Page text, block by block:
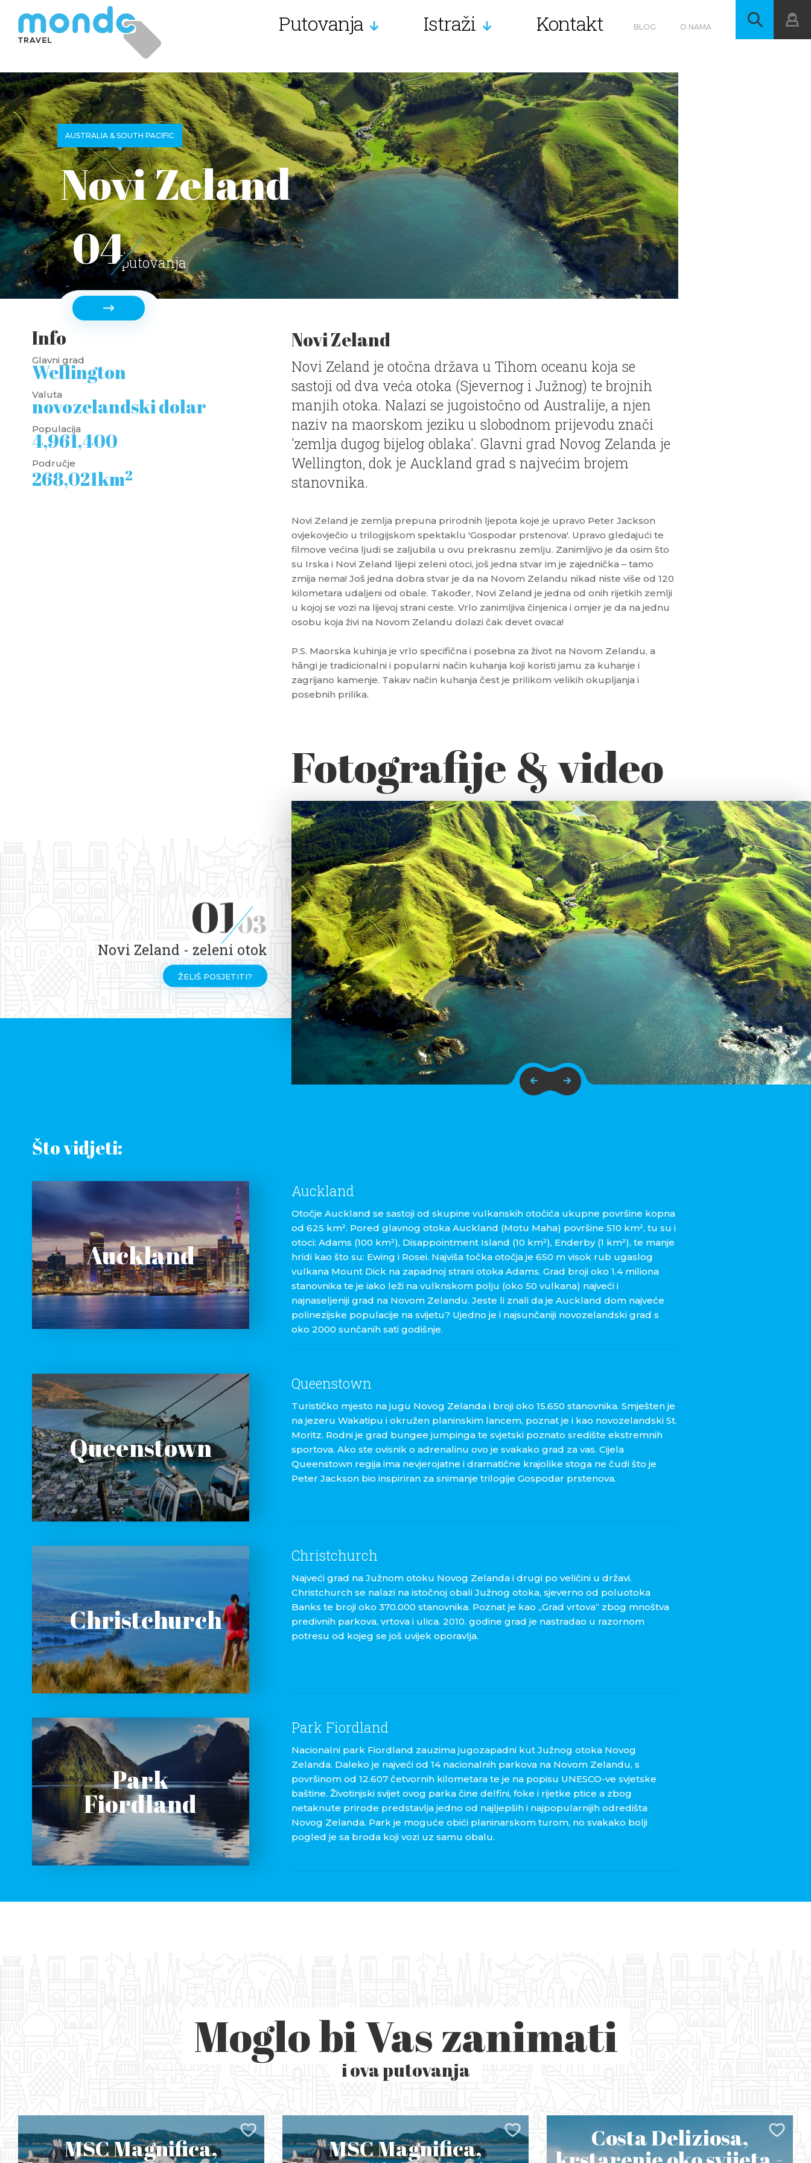
Putovanja Istraži Kontakt BLOG O NAMA
AUSTRALIA & SOUTH PACIFIC
Novi Zeland
04putovanja
Info
Glavni grad
Wellington
Valuta
novozelandski dolar
Populacija
4,961,400
Područje
268,021km2
Novi Zeland
Novi Zeland je otočna država u Tihom oceanu koja se
sastoji od dva veća otoka (Sjevernog i Južnog) te brojnih
manjih otoka. Nalazi se jugoistočno od Australije, a njen
naziv na maorskom jeziku u slobodnom prijevodu znači
'zemlja dugog bijelog oblaka'. Glavni grad Novog Zelanda je
Wellington, dok je Auckland grad s najvećim brojem
stanovnika.
Novi Zeland je zemlja prepuna prirodnih ljepota koje je upravo Peter Jackson
ovjekovječio u trilogijskom spektaklu 'Gospodar prstenova'. Upravo gledajući te
filmove većina ljudi se zaljubila u ovu prekrasnu zemlju. Zanimljivo je da osim što
su Irska i Novi Zeland lijepi zeleni otoci, još jedna stvar im je zajednička – tamo
zmija nema! Još jedna dobra stvar je da na Novom Zelandu nikad niste više od 120
kilometara udaljeni od obale. Također, Novi Zeland je jedna od onih rijetkih zemlji
u kojoj se vozi na lijevoj strani ceste. Vrlo zanimljiva činjenica i omjer je da na jednu
osobu koja živi na Novom Zelandu dolazi čak devet ovaca!
P.S. Maorska kuhinja je vrlo specifična i posebna za život na Novom Zelandu, a
hāngi je tradicionalni i popularni način kuhanja koji koristi jamu za kuhanje i
zagrijano kamenje. Takav način kuhanja čest je prilikom velikih okupljanja i
posebnih prilika.
Fotografije & video
0103
Novi Zeland - zeleni otok
ŽELIŠ POSJETITI?
Što vidjeti:
Auckland
Auckland
Otočje Auckland se sastoji od skupine vulkanskih otočića ukupne površine kopna
od 625 km². Pored glavnog otoka Auckland (Motu Maha) površine 510 km², tu su i
otoci: Adams (100 km²), Disappointment Island (10 km²), Enderby (1 km²), te manje
hridi kao što su: Ewing i Rosei. Najviša točka otočja je 650 m visok rub ugaslog
vulkana Mount Dick na zapadnoj strani otoka Adams. Grad broji oko 1.4 miliona
stanovnika te je iako leži na vulknskom polju (oko 50 vulkana) najveći i
najnaseljeniji grad na Novom Zelandu. Jeste li znali da je Auckland dom najveće
polinezijske populacije na svijetu? Ujedno je i najsunčaniji novozelandski grad s
oko 2000 sunčanih sati godišnje.
Queenstown
Queenstown
Turističko mjesto na jugu Novog Zelanda i broji oko 15.650 stanovnika. Smješten je
na jezeru Wakatipu i okružen planinskim lancem, poznat je i kao novozelandski St.
Moritz. Rodni je grad bungee jumpinga te svjetski poznato središte ekstremnih
sportova. Ako ste ovisnik o adrenalinu ovo je svakako grad za vas. Cijela
Queenstown regija ima nevjerojatne i dramatične krajolike stoga ne čudi što je
Peter Jackson bio inspiriran za snimanje trilogije Gospodar prstenova.
Christchurch
Christchurch
Najveći grad na Južnom otoku Novog Zelanda i drugi po veličini u državi.
Christchurch se nalazi na istočnoj obali Južnog otoka, sjeverno od poluotoka
Banks te broji oko 370.000 stanovnika. Poznat je kao „Grad vrtova“ zbog mnoštva
predivnih parkova, vrtova i ulica. 2010. godine grad je nastradao u razornom
potresu od kojeg se još uvijek oporavlja.
Park
Fiordland
Park Fiordland
Nacionalni park Fiordland zauzima jugozapadni kut Južnog otoka Novog
Zelanda. Daleko je najveći od 14 nacionalnih parkova na Novom Zelandu, s
površinom od 12.607 četvornih kilometara te je na popisu UNESCO-ve svjetske
baštine. Životinjski svijet ovog parka čine delfini, foke i rijetke ptice a zbog
netaknute prirode predstavlja jedno od najljepših i najpopularnijih odredišta
Novog Zelanda. Park je moguće obići planinarskom turom, no svakako bolji
pogled je sa broda koji vozi uz samu obalu.
Moglo bi Vas zanimati
i ova putovanja
MSC Magnifica, MSC Magnifica, Costa Deliziosa,